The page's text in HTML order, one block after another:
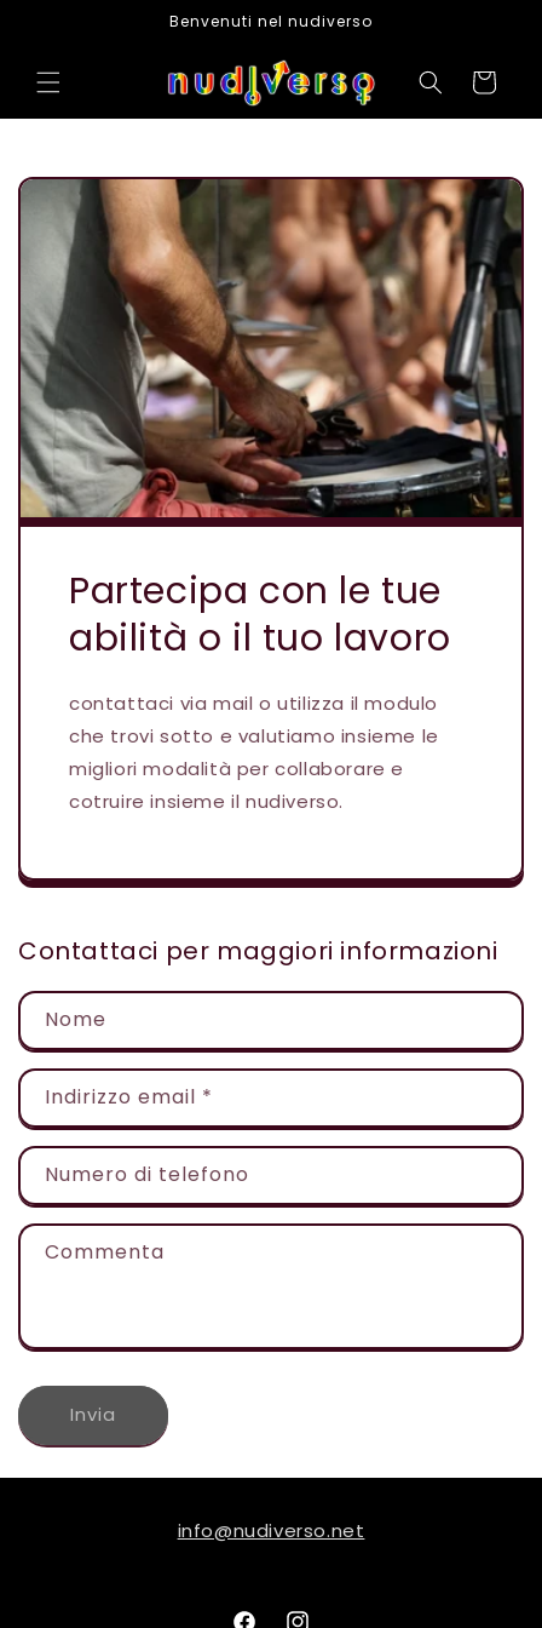
Benvenuti nel nudiverso
Carrello
Partecipa con le tue
abilità o il tuo lavoro
contattaci via mail o utilizza il modulo
che trovi sotto e valutiamo insieme le
migliori modalità per collaborare e
cotruire insieme il nudiverso.
Contattaci per maggiori informazioni
Nome
Indirizzo email *
Numero di telefono
Commenta
Invia
info@nudiverso.net